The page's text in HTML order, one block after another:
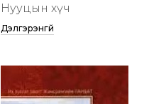
Нууцын хүч
Дэлгэрэнгүй